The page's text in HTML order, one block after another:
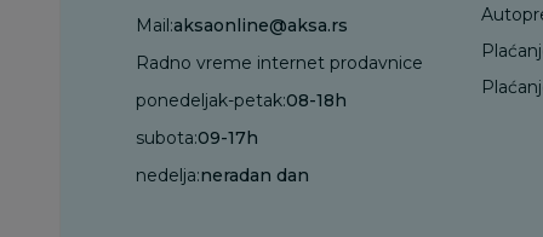
Mail:aksaonline@aksa.rs
Radno vreme internet prodavnice
ponedeljak-petak:08-18h
subota:09-17h
nedelja:neradan dan